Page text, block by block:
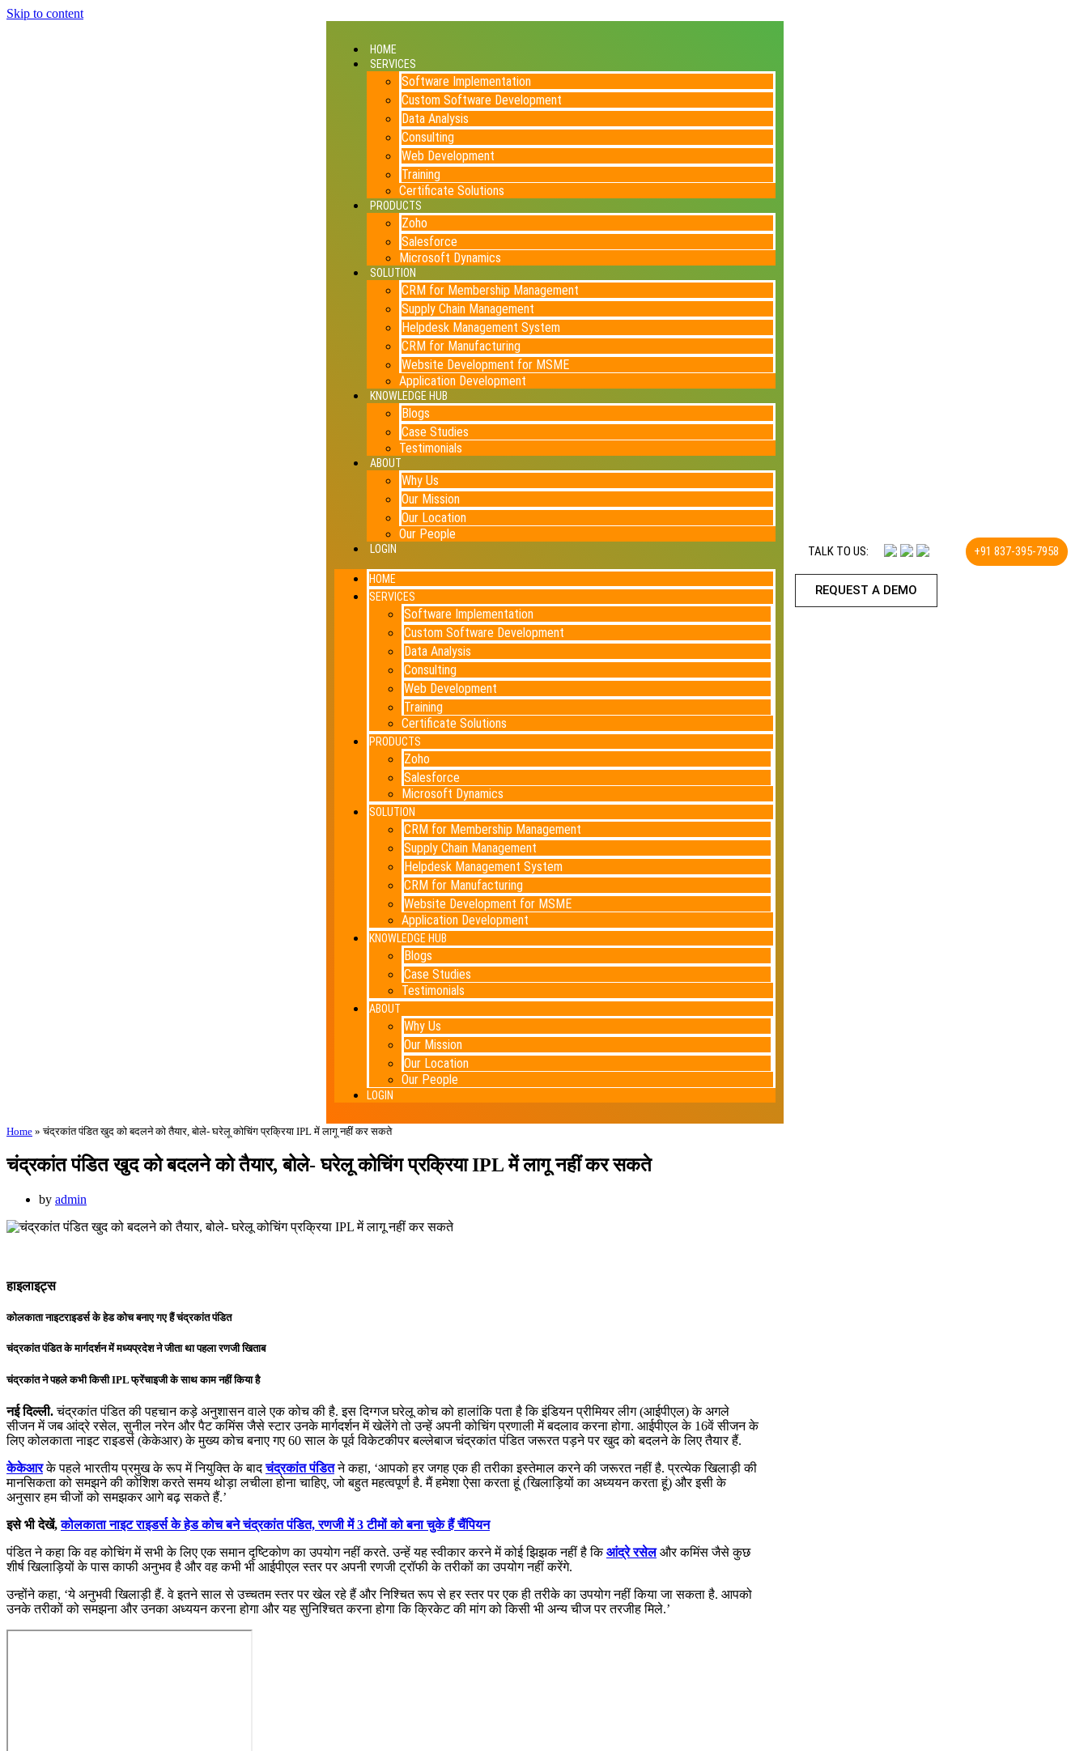
Skip to content
HOME
SERVICES
Software Implementation
Custom Software Development
Data Analysis
Consulting
Web Development
Training
Certificate Solutions
PRODUCTS
Zoho
Salesforce
Microsoft Dynamics
SOLUTION
CRM for Membership Management
Supply Chain Management
Helpdesk Management System
CRM for Manufacturing
Website Development for MSME
Application Development
KNOWLEDGE HUB
Blogs
Case Studies
Testimonials
ABOUT
Why Us
Our Mission
Our Location
Our People
LOGIN
HOME
SERVICES
Software Implementation
Custom Software Development
Data Analysis
Consulting
Web Development
Training
Certificate Solutions
PRODUCTS
Zoho
Salesforce
Microsoft Dynamics
SOLUTION
CRM for Membership Management
Supply Chain Management
Helpdesk Management System
CRM for Manufacturing
Website Development for MSME
Application Development
KNOWLEDGE HUB
Blogs
Case Studies
Testimonials
ABOUT
Why Us
Our Mission
Our Location
Our People
LOGIN
TALK TO US: +91 837-395-7958
REQUEST A DEMO​
Home »चंद्रकांत पंडित खुद को बदलने को तैयार, बोले- घरेलू कोचिंग प्रक्रिया IPL में लागू नहीं कर सकते
चंद्रकांत पंडित खुद को बदलने को तैयार, बोले- घरेलू कोचिंग प्रक्रिया IPL में लागू नहीं कर सकते
by admin
हाइलाइट्स
कोलकाता नाइटराइडर्स के हेड कोच बनाए गए हैं चंद्रकांत पंडित
चंद्रकांत पंडित के मार्गदर्शन में मध्यप्रदेश ने जीता था पहला रणजी खिताब
चंद्रकांत ने पहले कभी किसी IPL फ्रेंचाइजी के साथ काम नहीं किया है
नई दिल्ली.चंद्रकांत पंडित की पहचान कड़े अनुशासन वाले एक कोच की है. इस दिग्गज घरेलू कोच को हालांकि पता है कि इंडियन प्रीमियर लीग (आईपीएल) के अगले
सीजन में जब आंद्रे रसेल, सुनील नरेन और पैट कमिंस जैसे स्टार उनके मार्गदर्शन में खेलेंगे तो उन्हें अपनी कोचिंग प्रणाली में बदलाव करना होगा. आईपीएल के 16वें सीजन के
लिए कोलकाता नाइट राइडर्स (केकेआर) के मुख्य कोच बनाए गए 60 साल के पूर्व विकेटकीपर बल्लेबाज चंद्रकांत पंडित जरूरत पड़ने पर खुद को बदलने के लिए तैयार हैं.
केकेआरके पहले भारतीय प्रमुख के रूप में नियुक्ति के बादचंद्रकांत पंडितने कहा, ‘आपको हर जगह एक ही तरीका इस्तेमाल करने की जरूरत नहीं है. प्रत्येक खिलाड़ी की
मानसिकता को समझने की कोशिश करते समय थोड़ा लचीला होना चाहिए, जो बहुत महत्वपूर्ण है. मैं हमेशा ऐसा करता हूं (खिलाड़ियों का अध्ययन करता हूं) और इसी के
अनुसार हम चीजों को समझकर आगे बढ़ सकते हैं.’
इसे भी देखें,कोलकाता नाइट राइडर्स के हेड कोच बने चंद्रकांत पंडित, रणजी में 3 टीमों को बना चुके हैं चैंपियन
पंडित ने कहा कि वह कोचिंग में सभी के लिए एक समान दृष्टिकोण का उपयोग नहीं करते. उन्हें यह स्वीकार करने में कोई झिझक नहीं है किआंद्रे रसेलऔर कमिंस जैसे कुछ
शीर्ष खिलाड़ियों के पास काफी अनुभव है और वह कभी भी आईपीएल स्तर पर अपनी रणजी ट्रॉफी के तरीकों का उपयोग नहीं करेंगे.
उन्होंने कहा, ‘ये अनुभवी खिलाड़ी हैं. वे इतने साल से उच्चतम स्तर पर खेल रहे हैं और निश्चित रूप से हर स्तर पर एक ही तरीके का उपयोग नहीं किया जा सकता है. आपको
उनके तरीकों को समझना और उनका अध्ययन करना होगा और यह सुनिश्चित करना होगा कि क्रिकेट की मांग को किसी भी अन्य चीज पर तरजीह मिले.’